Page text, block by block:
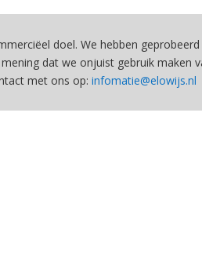
doel. We hebben
dat we onjuist gebruik
met ons op:infomatie@elowijs.nl